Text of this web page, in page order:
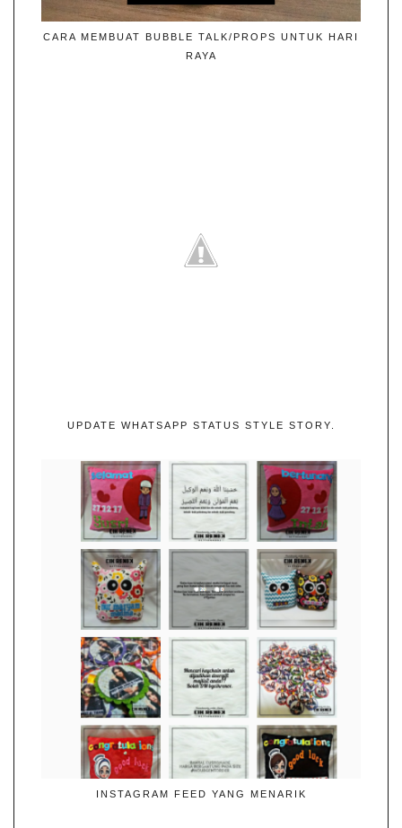
CARA MEMBUAT BUBBLE TALK/PROPS UNTUK HARI
RAYA
UPDATE WHATSAPP STATUS STYLE STORY.
INSTAGRAM FEED YANG MENARIK